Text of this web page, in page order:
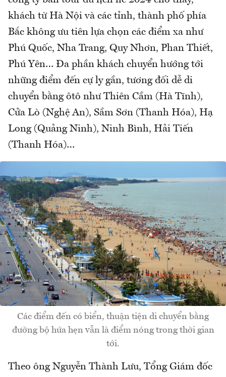
khách từ Hà Nội và các tỉnh, thành phố phía
Bắc không ưu tiên lựa chọn các điểm xa như
Phú Quốc, Nha Trang, Quy Nhơn, Phan Thiết,
Phú Yên… Đa phần khách chuyển hướng tới
những điểm đến cự ly gần, tương đối dễ di
chuyển bằng ôtô như Thiên Cầm (Hà Tĩnh),
Cửa Lò (Nghệ An), Sầm Sơn (Thanh Hóa), Hạ
Long (Quảng Ninh), Ninh Bình, Hải Tiến
(Thanh Hóa)…
Các điểm đến có biển, thuận tiện di chuyển bằng
đường bộ hứa hẹn vẫn là điểm nóng trong thời gian
tới.
Theo ông Nguyễn Thành Lưu, Tổng Giám đốc